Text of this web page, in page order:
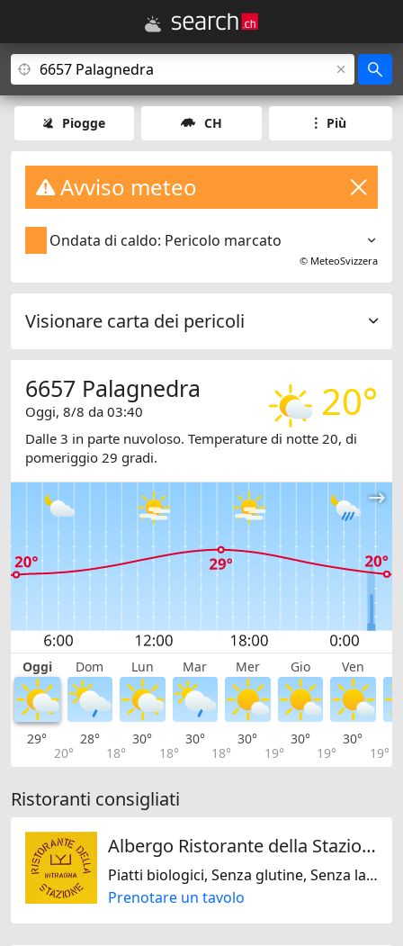
Piogge CH Più
Avviso meteo
Ondata di caldo: Pericolo marcato
© MeteoSvizzera
Visionare carta dei pericoli
20°
6657 Palagnedra
Oggi, 8/8 da 03:40
Dalle 3 in parte nuvoloso. Temperature di notte 20, di
pomeriggio 29 gradi.
Oggi Dom Lun Mar Mer Gio Ven
29°
20°
28°
18°
30°
18°
30°
18°
30°
19°
30°
19°
30°
19°
Ristoranti consigliati
Albergo Ristorante della Stazione da YanElo
Piatti biologici, Senza glutine, Senza lattosio, Senza noci, Senza soja, Mediterranea, Francese, Italiana, Regionale, Svizzera
Prenotare un tavolo